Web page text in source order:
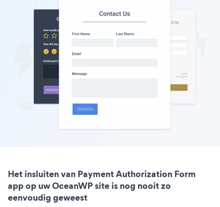
Het insluiten van Payment Authorization Form
app op uw OceanWP site is nog nooit zo
eenvoudig geweest